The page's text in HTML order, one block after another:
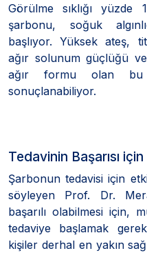
Görülme sıklığı
şarbonu, soğuk
başlıyor. Yüksek ateş,
ağır solunum güçlüğü
ağır formu olan bu
sonuçlanabiliyor.
Tedavinin Başarısı
Şarbonun tedavisi için
söyleyen Prof. Dr.
başarılı olabilmesi için,
tedaviye başlamak
kişiler derhal en yakın